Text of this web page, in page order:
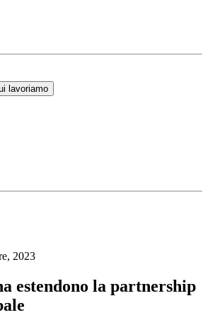
lavoriamo
2023
estendono la partnership